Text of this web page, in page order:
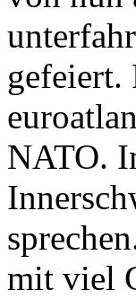
gefeiert.
NATO.
mit viel